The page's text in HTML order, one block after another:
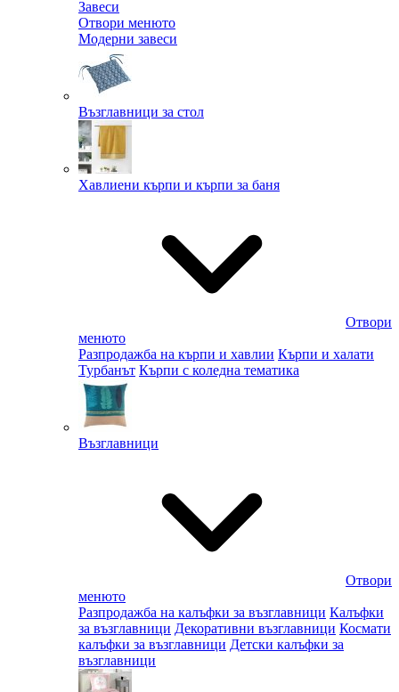
Завеси
Отвори менюто
Модерни завеси
Възглавници за стол
Хавлиени кърпи и кърпи за баня
Отвори
менюто
Разпродажба на кърпи и хавлии Кърпи и халати
Турбанът Кърпи с коледна тематика
Възглавници
Отвори
менюто
Разпродажба на калъфки за възглавници Калъфки
за възглавници Декоративни възглавници Космати
калъфки за възглавници Детски калъфки за
възглавници